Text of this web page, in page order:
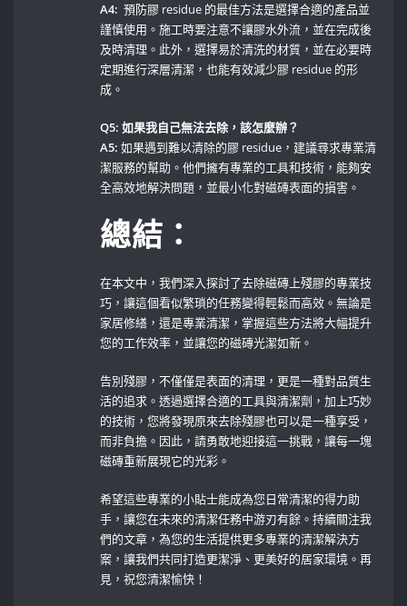
A4: ⁣ 預防膠 residue ⁤的最佳方法是選擇合適的產品並
謹慎使用。施工時要注意不讓膠水外流，並在完成後
及時清理。此外，選擇易於清洗的材質，並在必要時
定期進行深層清潔，也能有效減少膠 residue 的形
成。
Q5: 如果我自己無法去除，該怎麼辦？
A5: 如果遇到難以清除的膠 ​residue，建議尋求專業清
潔服務的幫助。他們擁有專業的工具和技術，能夠安
全高效地解決問題，並最小化對磁磚表面的損害。
總結：
在本文中，我們深入探討了去除磁磚上殘膠的專業技
巧，讓這個看似繁瑣的任務變得輕鬆而高效。無論是
家居修繕，還是專業清潔，掌握這些方法將大幅提升
您的工作效率，並讓您的磁磚光潔如新。
告別殘膠，不僅僅是表面的清理，更是一種對品質生
活的追求。透過選擇合適的工具與清潔劑，加上巧妙
的技術，您將發現原來去除殘膠也可以是一種享受，
而非負擔。因此，請勇敢地迎接這一挑戰，讓每一塊
磁磚重新展現它的光彩。
希望這些專業的小貼士能成為您日常清潔的得力助
手，讓您在未來的清潔任務中游刃有餘。持續關注我
們的文章，為您的生活提供更多專業的清潔解決方
案，讓我們共同打造更潔淨、更美好的居家環境。再
見，祝您清潔愉快！